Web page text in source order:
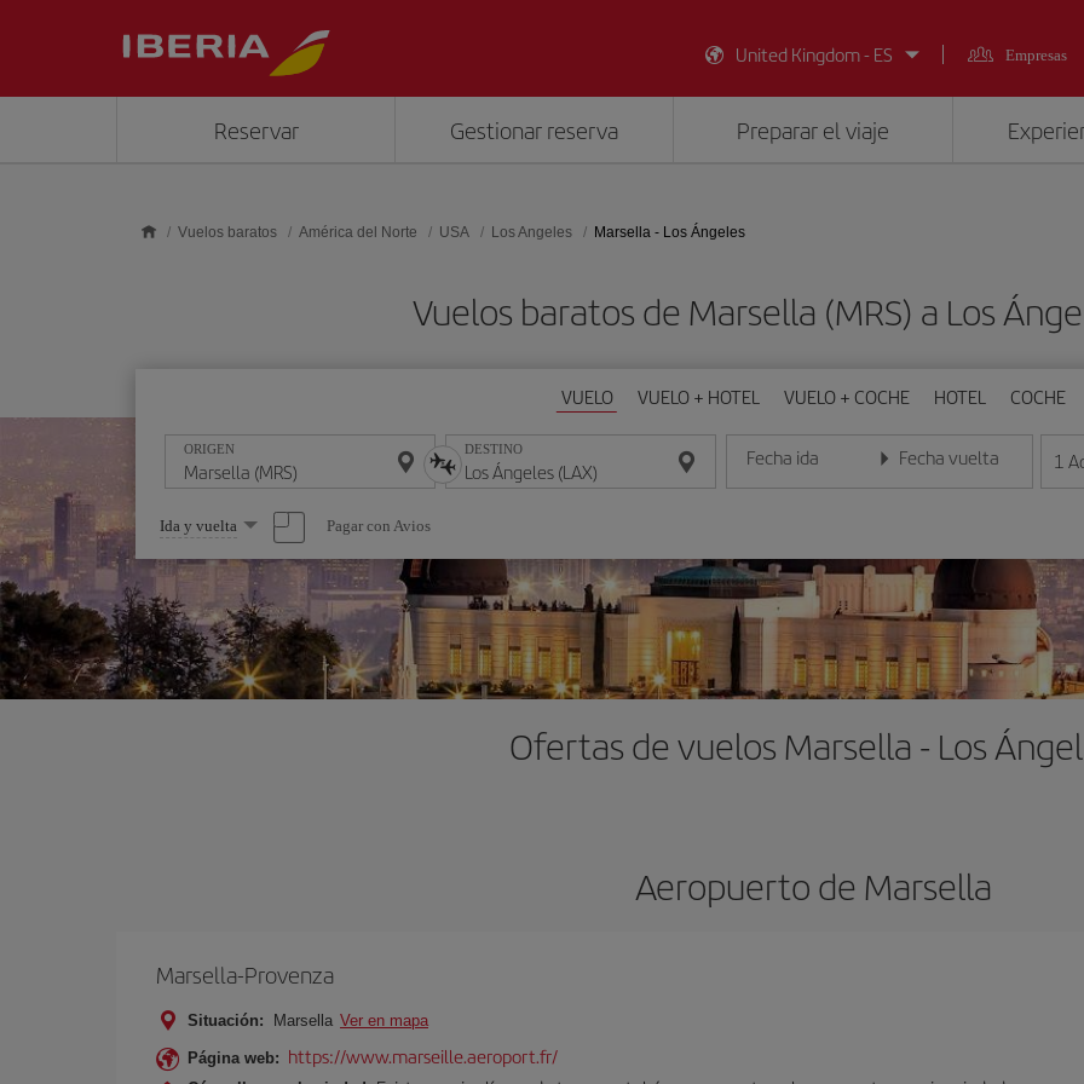
United Kingdom - ES
Empresas
Reservar Gestionar reserva Preparar el viaje
Vuelos baratos América del Norte USA Los Angeles Marsella - Los Ángeles
Vuelos baratos de Marsella (MRS) a Los
VUELO VUELO + HOTEL VUELO + COCHE HOTEL COCHE
ORIGEN DESTINO Fecha ida
Introduce la fecha en formato día/mes/año
Fecha vuelta
Introduce la fecha en 1
Seleccione
una
opción
Ida y vuelta Pagar con Avios
Ofertas de vuelos Marsella - Los
Aeropuerto de Marsella
Marsella-Provenza
Situación: Marsella Ver en mapa
Página web: https://www.marseille.aeroport.fr/